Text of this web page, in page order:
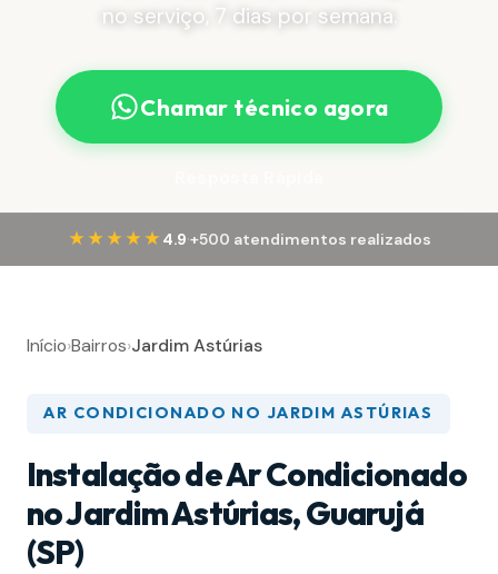
no serviço, 7 dias por semana.
Chamar técnico agora
★★★★★ 4.9·+500 atendimentos realizados
Início›Bairros›Jardim Astúrias
AR CONDICIONADO NO JARDIM ASTÚRIAS
Instalação de Ar Condicionado
no Jardim Astúrias, Guarujá
(SP)